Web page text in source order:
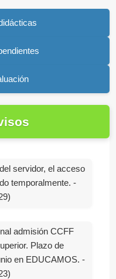
servidor, el acceso
temporalmente. -
admisión CCFF
Plazo de
en EDUCAMOS. -